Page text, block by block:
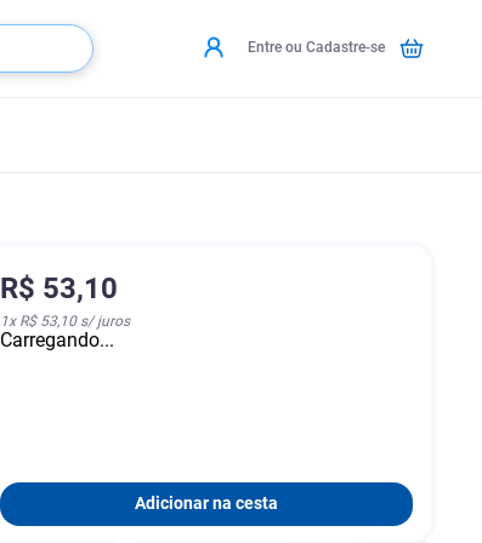
Entre ou Cadastre-se
R$ 53,10
1x R$ 53,10s/ juros
Carregando...
Adicionar na cesta